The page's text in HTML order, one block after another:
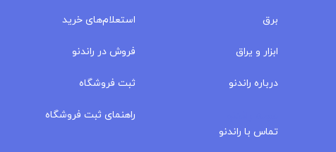
برق
ابزار و یراق
درباره‌ راندنو
تماس با راندنو
استعلام‌های خرید
فروش در راندنو
ثبت فروشگاه
راهنمای ثبت فروشگاه